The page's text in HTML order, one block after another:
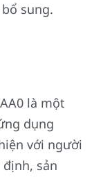
sung.
là một
dụng
với người
sản